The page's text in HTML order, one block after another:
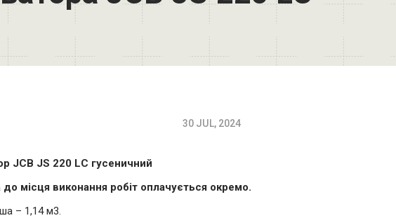
30 JUL, 2024
JCB JS 220 LC гусеничний
місця виконання робіт оплачується окремо.
– 1,14 м3.